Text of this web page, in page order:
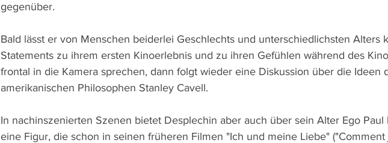
gegenüber.
Bald lässt er von Menschen beiderlei Geschlechts und unterschiedlichsten Alters
Statements zu ihrem ersten Kinoerlebnis und zu ihren Gefühlen während des
frontal in die Kamera sprechen, dann folgt wieder eine Diskussion über die Ideen
amerikanischen Philosophen Stanley Cavell.
In nachinszenierten Szenen bietet Desplechin aber auch über sein Alter Ego Paul
eine Figur, die schon in seinen früheren Filmen "Ich und meine Liebe" ("Comment